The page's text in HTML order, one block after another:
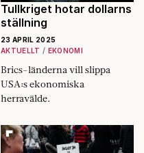
få jobb i
Fokus
kolumnist
Fredrik
Tullkriget hotar dollarns
ställning
23 APRIL 2025
AKTUELLT
EKONOMI
Brics-länderna vill slippa
USA:s ekonomiska
herravälde.